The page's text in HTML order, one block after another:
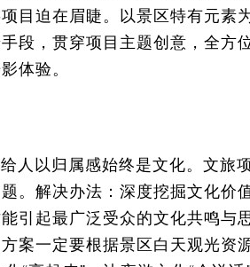
目迫在眉睫。以景区特有元素
段，贯穿项目主题创意，全方
体验。
人以归属感始终是文化。文旅
。解决办法：深度挖掘文化价
引起最广泛受众的文化共鸣与
案一定要根据景区白天观光资